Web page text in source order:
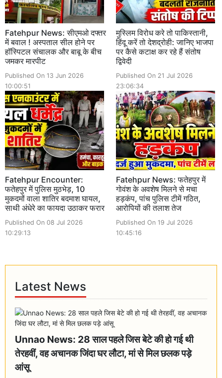
Fatehpur News: सीएमओ दफ्तर
में बवाल ! अस्पताल सील होने पर
हॉस्पिटल संचालक और बाबू के बीच
जमकर मारपीट
Published On 13 Jun 2026
10:00:51
मुस्लिम विरोध करे तो पाकिस्तानी,
हिंदू करें तो देशद्रोही: जानिए भाजपा
पर कैसे कटाक्ष कर रहे हैं संतोष
द्विवेदी
Published On 21 Jul 2026
23:06:34
Fatehpur Encounter:
फतेहपुर में पुलिस मुठभेड़, 10
मुकदमों वाला शातिर बदमाश घायल,
साथी अंधेरे का फायदा उठाकर फरार
Published On 08 Jul 2026
10:29:13
Fatehpur News: फतेहपुर में
गोवंश के अवशेष मिलने से मचा
हड़कंप, पांच पुलिस टीमें गठित,
आरोपियों की तलाश तेज
Published On 19 Jul 2026
10:45:16
Latest News
Unnao News: 28 साल पहले जिस बेटे की हो गई थी
तेरहवीं, वह अचानक जिंदा घर लौटा, मां से मिल छलक पड़े
आंसू